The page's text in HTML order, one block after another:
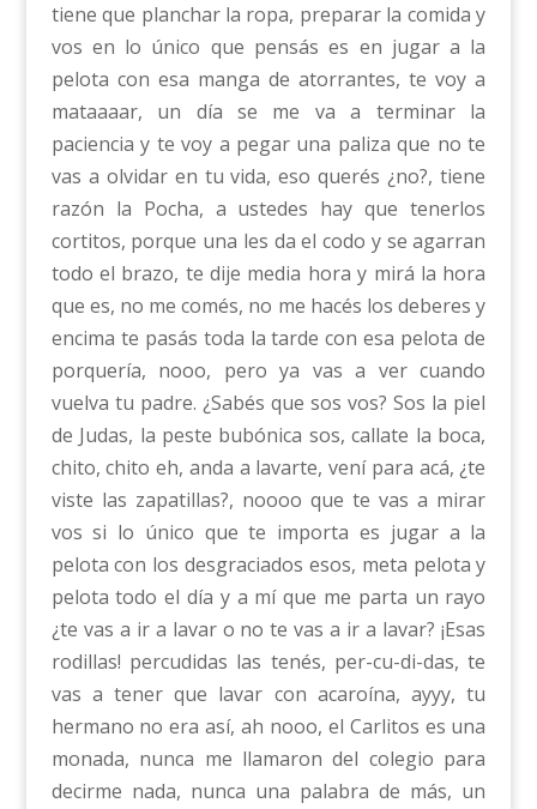
tiene que planchar la ropa, preparar la comida y
vos en lo único que pensás es en jugar a la
pelota con esa manga de atorrantes, te voy a
mataaaar, un día se me va a terminar la
paciencia y te voy a pegar una paliza que no te
vas a olvidar en tu vida, eso querés ¿no?, tiene
razón la Pocha, a ustedes hay que tenerlos
cortitos, porque una les da el codo y se agarran
todo el brazo, te dije media hora y mirá la hora
que es, no me comés, no me hacés los deberes y
encima te pasás toda la tarde con esa pelota de
porquería, nooo, pero ya vas a ver cuando
vuelva tu padre. ¿Sabés que sos vos? Sos la piel
de Judas, la peste bubónica sos, callate la boca,
chito, chito eh, anda a lavarte, vení para acá, ¿te
viste las zapatillas?, noooo que te vas a mirar
vos si lo único que te importa es jugar a la
pelota con los desgraciados esos, meta pelota y
pelota todo el día y a mí que me parta un rayo
¿te vas a ir a lavar o no te vas a ir a lavar? ¡Esas
rodillas! percudidas las tenés, per-cu-di-das, te
vas a tener que lavar con acaroína, ayyy, tu
hermano no era así, ah nooo, el Carlitos es una
monada, nunca me llamaron del colegio para
decirme nada, nunca una palabra de más, un